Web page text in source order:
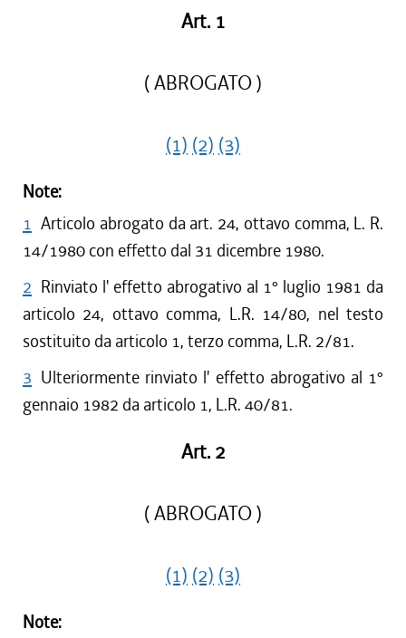
Art. 1
( ABROGATO )
(1) (2) (3)
Note:
1 Articolo abrogato da art. 24, ottavo comma, L. R.
14/1980 con effetto dal 31 dicembre 1980.
2 Rinviato l' effetto abrogativo al 1° luglio 1981 da
articolo 24, ottavo comma, L.R. 14/80, nel testo
sostituito da articolo 1, terzo comma, L.R. 2/81.
3 Ulteriormente rinviato l' effetto abrogativo al 1°
gennaio 1982 da articolo 1, L.R. 40/81.
Art. 2
( ABROGATO )
(1) (2) (3)
Note: